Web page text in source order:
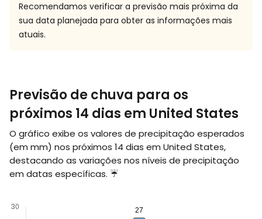
Recomendamos verificar a previsão mais próxima da
sua data planejada para obter as informações mais
atuais.
Previsão de chuva para os
próximos 14 dias em United States
O gráfico exibe os valores de precipitação esperados
(em mm) nos próximos 14 dias em United States,
destacando as variações nos níveis de precipitação
em datas específicas. ☔